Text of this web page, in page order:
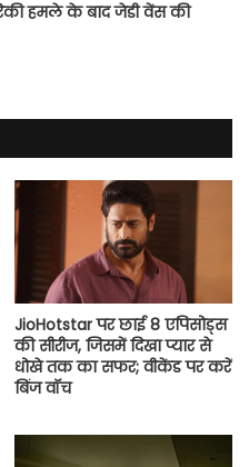
हमले के बाद जेडी वेंस की
JioHotstar पर छाई 8 एपिसोड्स
की सीरीज, जिसमें दिखा प्यार से
धोखे तक का सफर; वीकेंड पर करें
बिंज वॉच